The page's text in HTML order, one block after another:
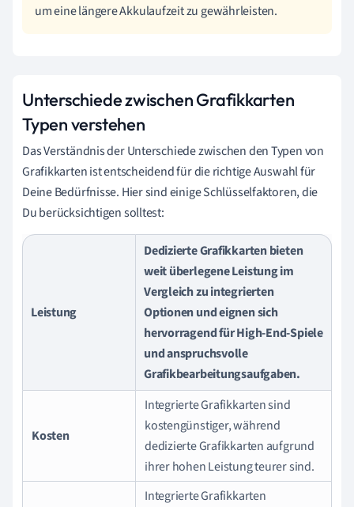
um eine längere Akkulaufzeit zu gewährleisten.
Unterschiede zwischen Grafikkarten
Typen verstehen
Das Verständnis der Unterschiede zwischen den Typen von
Grafikkarten ist entscheidend für die richtige Auswahl für
Deine Bedürfnisse. Hier sind einige Schlüsselfaktoren, die
Du berücksichtigen solltest:
Leistung
Dedizierte Grafikkarten bieten
weit überlegene Leistung im
Vergleich zu integrierten
Optionen und eignen sich
hervorragend für High-End-Spiele
und anspruchsvolle
Grafikbearbeitungsaufgaben.
Kosten
Integrierte Grafikkarten sind
kostengünstiger, während
dedizierte Grafikkarten aufgrund
ihrer hohen Leistung teurer sind.
Integrierte Grafikkarten